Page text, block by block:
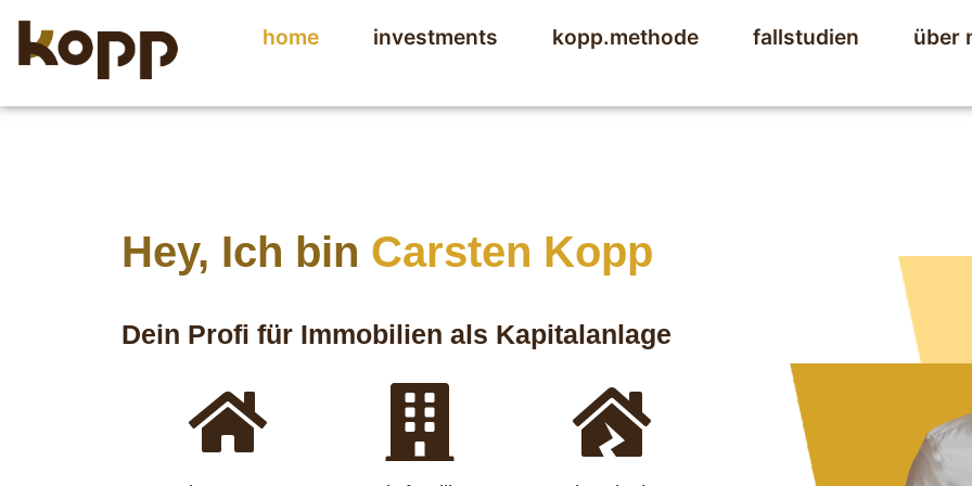
home investments kopp.methode fallstudien über
Hey, Ich bin Carsten Kopp
Dein Profi für Immobilien als Kapitalanlage